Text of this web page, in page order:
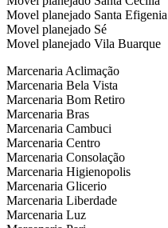
Movel planejado Santa Efigenia
Movel planejado Sé
Movel planejado Vila Buarque
Marcenaria Aclimação
Marcenaria Bela Vista
Marcenaria Bom Retiro
Marcenaria Bras
Marcenaria Cambuci
Marcenaria Centro
Marcenaria Consolação
Marcenaria Higienopolis
Marcenaria Glicerio
Marcenaria Liberdade
Marcenaria Luz